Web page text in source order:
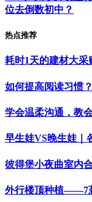
位去倒数初中？
热点推荐
耗时1天的建材大采
如何提高阅读习惯
学会温柔沟通，教
早生娃VS晚生娃｜
彼得堡小夜曲室内
外行楼顶种植——7